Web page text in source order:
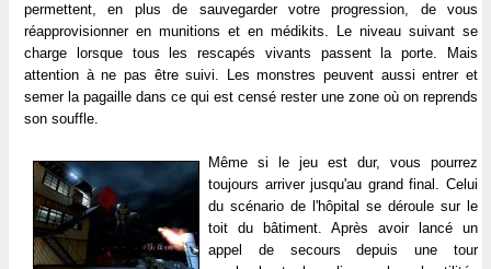
permettent, en plus de sauvegarder votre progression, de vous
réapprovisionner en munitions et en médikits. Le niveau suivant se
charge lorsque tous les rescapés vivants passent la porte. Mais
attention à ne pas être suivi. Les monstres peuvent aussi entrer et
semer la pagaille dans ce qui est censé rester une zone où on reprends
son souffle.
Même si le jeu est dur, vous pourrez
toujours arriver jusqu'au grand final. Celui
du scénario de l'hôpital se déroule sur le
toit du bâtiment. Après avoir lancé un
appel de secours depuis une tour